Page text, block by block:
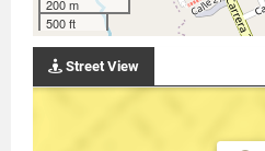
200 m
500 ft
Street View